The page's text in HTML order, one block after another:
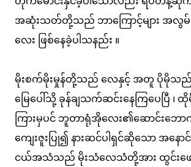
အဆုံးသတ်တို့သည် ဘာကြောင့်များ အလွ
လေး ဖြစ်နေခဲ့ပါသနည်း ။
မိုးစက်မိုးမှုန်တို့သည် လေနှင့် အတူ ပိုမိုသည်း
မြေပေါ်သို့ ခုန်ချသက်ဆင်းနေကြပေပြီ
ကြားမှပင် ဘူတာရုံအိုလေး၏ဆောင်းဘေ
ကျေးဇူးပြု၍ နားဆင်ပါရှင်ဆိုသော အနေ
ငယ်အသံသည် မိုးသံလေသံတို့အား ထွင်းဖ